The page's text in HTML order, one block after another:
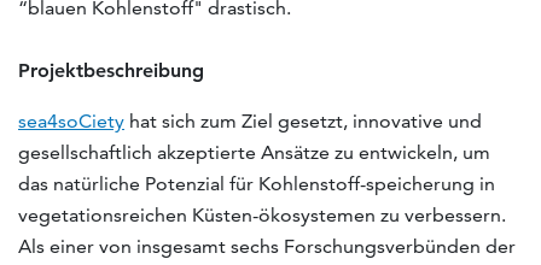
“blauen Kohlenstoff" drastisch.
Projektbeschreibung
sea4soCiety hat sich zum Ziel gesetzt, innovative und
gesellschaftlich akzeptierte Ansätze zu entwickeln, um
das natürliche Potenzial für Kohlenstoff-speicherung in
vegetationsreichen Küsten-ökosystemen zu verbessern.
Als einer von insgesamt sechs Forschungsverbünden der